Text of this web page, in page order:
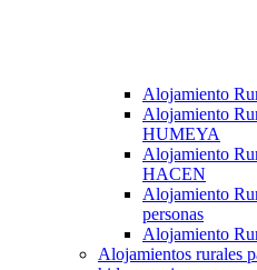
Alojamiento
Alojamiento
HUMEYA
Alojamiento
HACEN
Alojamiento
personas
Alojamiento
Alojamientos rurales